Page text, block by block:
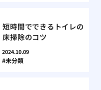
短時間でできるトイレの
床掃除のコツ
2024.10.09
未分類